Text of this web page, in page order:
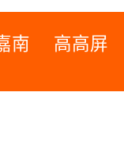
南 高高屏